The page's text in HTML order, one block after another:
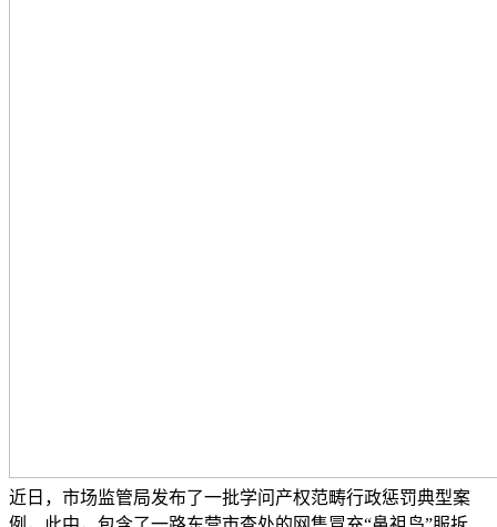
近日，市场监管局发布了一批学问产权范畴行政惩罚典型案